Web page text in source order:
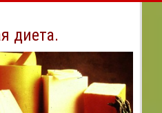
диета.